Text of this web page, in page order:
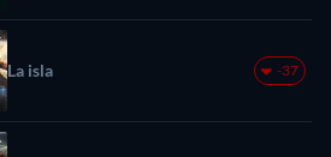
La isla -37